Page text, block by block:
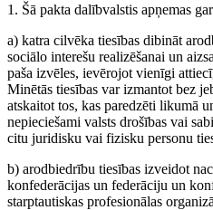
1. Šā pakta dalībvalstis apņemas
a) katra cilvēka tiesības dibināt
sociālo interešu realizēšanai un
paša izvēles, ievērojot vienīgi
Minētās tiesības var izmantot bez
atskaitot tos, kas paredzēti likumā
nepieciešami valsts drošības vai
citu juridisku vai fizisku personu
b) arodbiedrību tiesības izveidot
konfederācijas un federāciju un
starptautiskas profesionālas